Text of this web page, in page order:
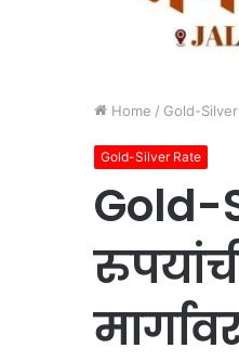
Home / Gold-
Gold-Silver Rate
Gold-